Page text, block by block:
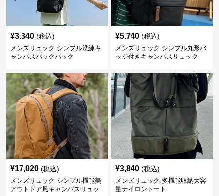
¥3,340 (税込)
メンズリュック シンプル洗練キ
ャンバスバックパック
¥5,740 (税込)
メンズリュック シンプル丸形バ
ッジ付きキャンバスリュック
¥17,020 (税込)
メンズリュック シンプル機能美
アウトドア風キャンバスリュッ
¥3,840 (税込)
メンズリュック 多機能収納大容
量ナイロントート